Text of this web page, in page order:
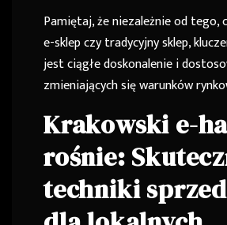
Pamiętaj, że niezależnie od tego,
e-sklep czy tradycyjny sklep,
jest ciągłe doskonalenie i
zmieniających się warunków
Krakowski e-
rośnie:
techniki